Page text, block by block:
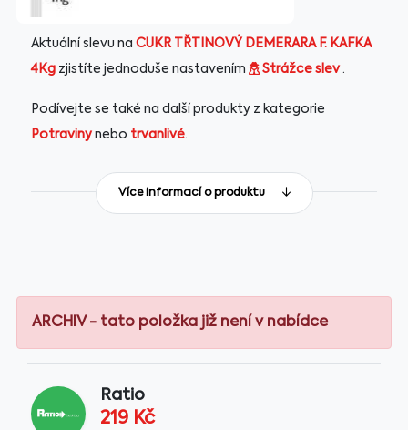
Aktuální slevu na CUKR TŘTINOVÝ DEMERARA F. KAFKA
4Kg zjistíte jednoduše nastavením Strážce slev.
Podívejte se také na další produkty z kategorie
Potraviny nebo trvanlivé.
Více informací o produktu
ARCHIV - tato položka již není v nabídce
Ratio
219 Kč